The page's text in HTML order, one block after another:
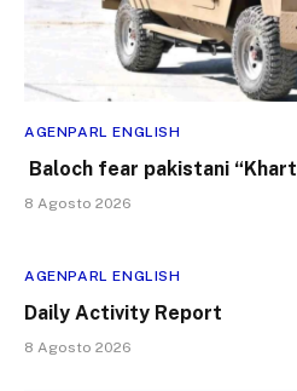
AGENPARL ENGLISH
Baloch fear pakistani
8 Agosto 2026
AGENPARL ENGLISH
Daily Activity Report
8 Agosto 2026